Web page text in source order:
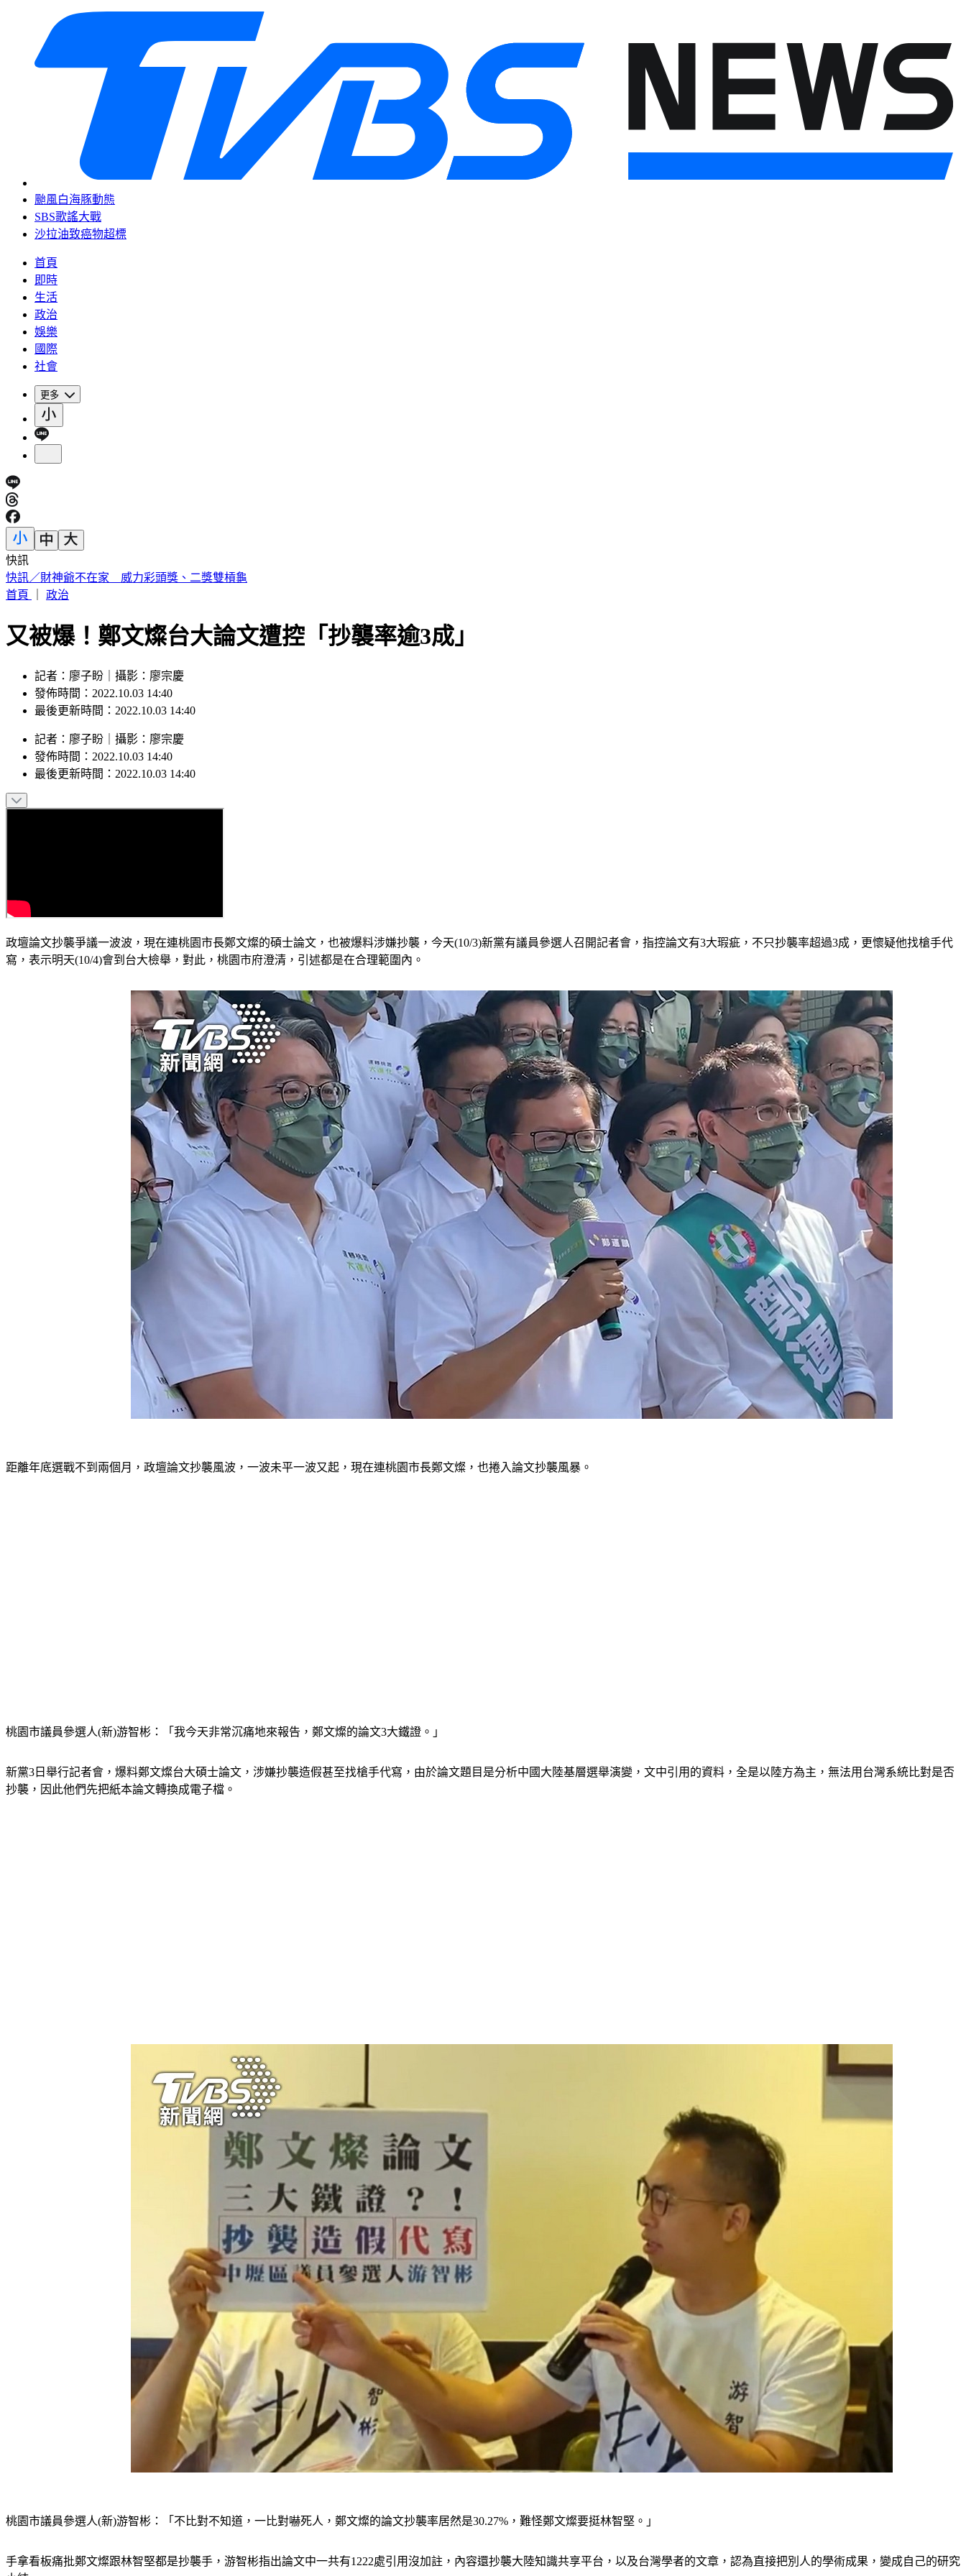
颱風白海豚動態
SBS歌謠大戰
沙拉油致癌物超標
首頁
即時
生活
政治
娛樂
國際
社會
更多
快訊
中國出入境新規將上路 陸委會曝「這類人」最危險
首頁
政治
又被爆！鄭文燦台大論文遭控「抄襲率逾3成」
記者：廖子盼｜攝影：廖宗慶
發佈時間：2022.10.03 14:40
最後更新時間：2022.10.03 14:40
記者 ： 廖子盼 攝影 ： 廖宗慶
發佈時間： 2022.10.03 14:40
最後更新時間： 2022.10.03 14:40
政壇論文抄襲爭議一波波，現在連桃園市長鄭文燦的碩士論文，也被爆料涉嫌抄襲，今天(10/3)新黨有議員參選人召開記者會，指控論文有3大瑕疵，不只抄襲率超過3成，更懷疑他找槍手代
寫，表示明天(10/4)會到台大檢舉，對此，桃園市府澄清，引述都是在合理範圍內。
距離年底選戰不到兩個月，政壇論文抄襲風波，一波未平一波又起，現在連桃園市長鄭文燦，也捲入論文抄襲風暴。
桃園市議員參選人(新)游智彬：「我今天非常沉痛地來報告，鄭文燦的論文3大鐵證。」
新黨3日舉行記者會，爆料鄭文燦台大碩士論文，涉嫌抄襲造假甚至找槍手代寫，由於論文題目是分析中國大陸基層選舉演變，文中引用的資料，全是以陸方為主，無法用台灣系統比對是否
抄襲，因此他們先把紙本論文轉換成電子檔。
桃園市議員參選人(新)游智彬：「不比對不知道，一比對嚇死人，鄭文燦的論文抄襲率居然是30.27%，難怪鄭文燦要挺林智堅。」
手拿看板痛批鄭文燦跟林智堅都是抄襲手，游智彬指出論文中一共有1222處引用沒加註，內容還抄襲大陸知識共享平台，以及台灣學者的文章，認為直接把別人的學術成果，變成自己的研究